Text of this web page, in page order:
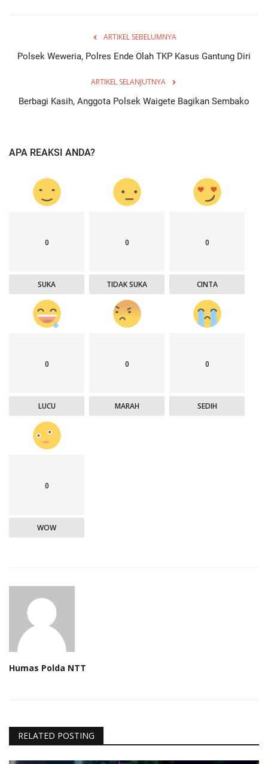
ARTIKEL SEBELUMNYA
Polsek Weweria, Polres Ende Olah TKP Kasus Gantung Diri
ARTIKEL SELANJUTNYA
Berbagi Kasih, Anggota Polsek Waigete Bagikan Sembako
APA REAKSI ANDA?
0
SUKA
0
TIDAK SUKA
0
CINTA
0
LUCU
0
MARAH
0
SEDIH
0
WOW
Humas Polda NTT
RELATED POSTING